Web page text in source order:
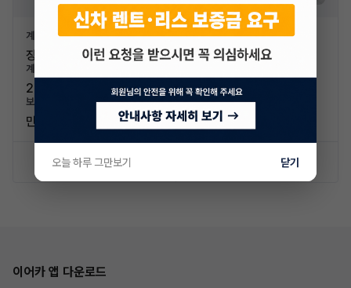
계약유형
장기렌트
신차가격
54,000,000원
계약기간
2026.07 ~ 2031.07 30,000km/년
보험연령
만 26세 이상
면책금
30만원
신차 문의하기 승계 조건 확인
이어카 앱 다운로드
오늘 하루 그만보기 닫기